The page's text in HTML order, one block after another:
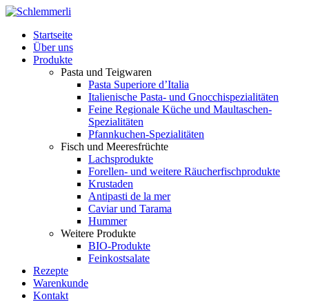
Startseite
Über uns
Produkte
Pasta und Teigwaren
Pasta Superiore d’Italia
Italienische Pasta- und Gnocchispezialitäten
Feine Regionale Küche und Maultaschen-
Spezialitäten
Pfannkuchen-Spezialitäten
Fisch und Meeresfrüchte
Lachsprodukte
Forellen- und weitere Räucherfischprodukte
Krustaden
Antipasti de la mer
Caviar und Tarama
Hummer
Weitere Produkte
BIO-Produkte
Feinkostsalate
Rezepte
Warenkunde
Kontakt